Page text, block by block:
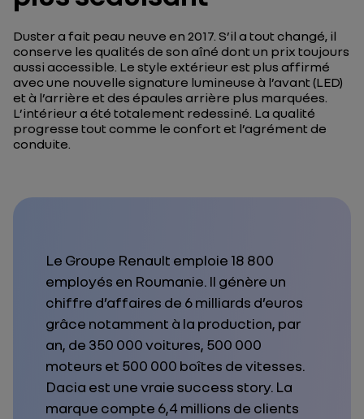
Duster a fait peau neuve en 2017. S’il a tout changé, il
conserve les qualités de son aîné dont un prix toujours
aussi accessible. Le style extérieur est plus affirmé
avec une nouvelle signature lumineuse à l’avant (LED)
et à l’arrière et des épaules arrière plus marquées.
L’intérieur a été totalement redessiné. La qualité
progresse tout comme le confort et l’agrément de
conduite.
Le Groupe Renault emploie 18 800
employés en Roumanie. Il génère un
chiffre d’affaires de 6 milliards d’euros
grâce notamment à la production, par
an, de 350 000 voitures, 500 000
moteurs et 500 000 boîtes de vitesses.
Dacia est une vraie success story. La
marque compte 6,4 millions de clients